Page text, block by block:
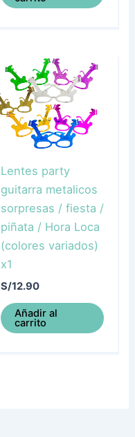
Lentes party
guitarra metalicos
sorpresas / fiesta /
piñata / Hora Loca
(colores variados)
x1
S/12.90
Añadir al
carrito